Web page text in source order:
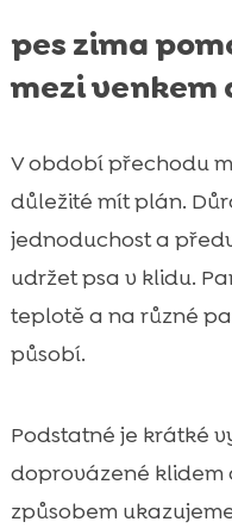
pes zima
mezi
V období přechodu
důležité mít plán.
jednoduchost a
udržet psa v klidu.
teplotě a na různé
působí.
Podstatné je krátké
doprovázené klidem
způsobem